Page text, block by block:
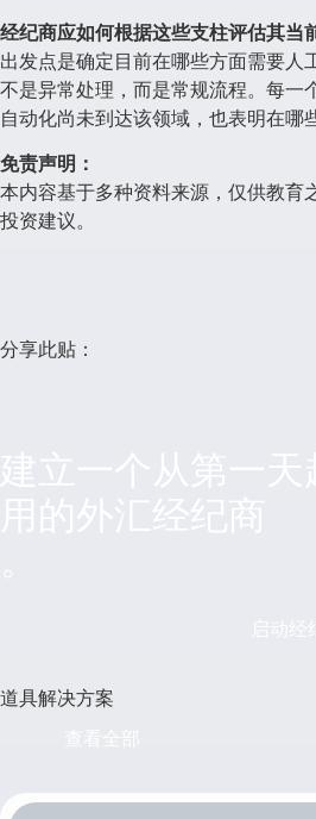
经纪商应如何根据这些支柱评估其当
出发点是确定目前在哪些方面需要人
不是异常处理，而是常规流程。每一
自动化尚未到达该领域，也表明在哪
免责声明：
本内容基于多种资料来源，仅供教育
投资建议。
分享此贴：
道具解决方案